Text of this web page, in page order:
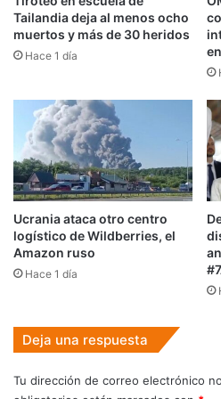
Tailandia deja al menos ocho
muertos y más de 30 heridos
Hace 1 día
Ucrania ataca otro centro
logístico de Wildberries, el
Amazon ruso
Hace 1 día
Deja una respuesta
Tu dirección de correo electrónico